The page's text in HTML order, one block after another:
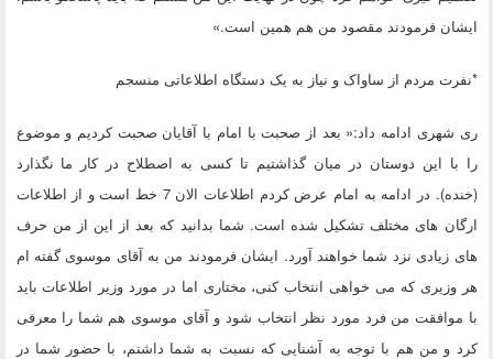
ایشان فرمودند مقصود من هم همین است.»
*نفرت مردم از ساواک و نیاز به یک دستگاه اطلاعاتی منسجم
ری شهری ادامه داد:« بعد از صحبت با امام با آقایان صحبت کردیم و موضوع
را با این دوستان در میان گذاشتیم تا کسی به اصطلاح در کار ما نگذارد
(خنده). در ادامه به امام عرض کردم اطلاعات الان 7 خط است و از اطلاعات
ارگان های مختلف تشکیل شده است. شما بدانید که بعد از این از من حرف
های زیادی نزد شما خواهند آورد. ایشان فرمودند من به آقای موسوی گفته ام
هر وزیری که می خواهی انتخاب کنی، مختاری اما در مورد وزیر اطلاعات باید
با موافقت من فرد مورد نظر انتخاب شود و آقای موسوی هم شما را معرفی
کرد و من هم با توجه به آشنایی که نسبت به شما داشتم، با حضور شما در